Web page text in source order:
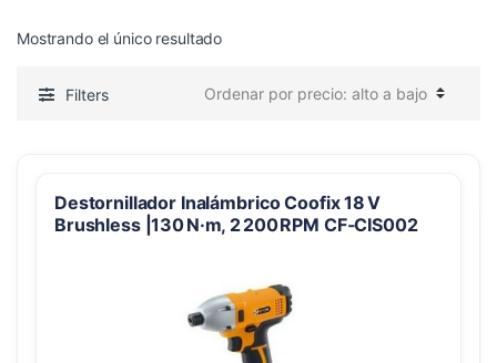
Mostrando el único resultado
Filters
Destornillador Inalámbrico Coofix 18 V
Brushless |130 N·m, 2 200 RPM CF‑CIS002